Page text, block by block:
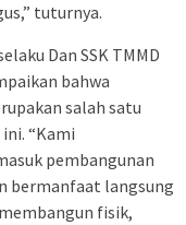
tuturnya.
Dan SSK TMMD
bahwa
salah satu
“Kami
pembangunan
bermanfaat langsung
fisik,